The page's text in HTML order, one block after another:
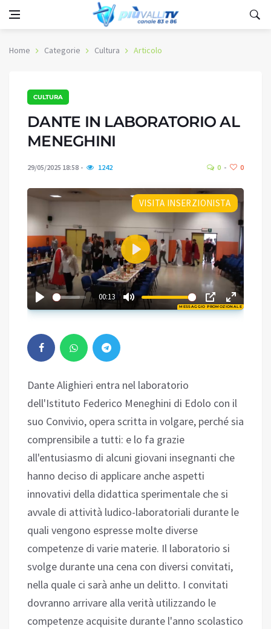
Home Categorie Cultura Articolo
CULTURA
DANTE IN LABORATORIO AL
MENEGHINI
29/05/2025 18:58 1242 0 0
MESSAGGIO PROMOZIONALE
VISITA INSERZIONISTA
00:13
Play
02:25
Dante Alighieri entra nel laboratorio
dell'Istituto Federico Meneghini di Edolo con il
suo Convivio, opera scritta in volgare, perché sia
comprensibile a tutti: e lo fa grazie
all'entusiasmo di alcuni giovani insegnanti che
hanno deciso di applicare anche aspetti
innovativi della didattica sperimentale che si
avvale di attività ludico-laboratoriali durante le
quali vengono espresse molte diverse
competenze di varie materie. Il laboratorio si
svolge durante una cena con diversi convitati,
nella quale ci sarà anhe un delitto. I convitati
dovranno arrivare alla verità utilizzando le
competenze acquisite durante l'anno scolastico